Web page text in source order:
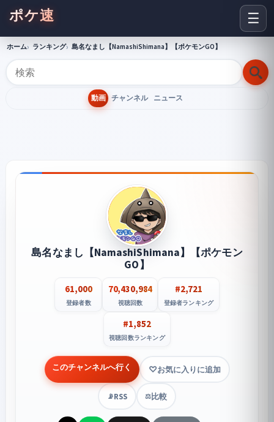
☰
ポケ速
ホーム ランキング 島名なまし【NamashiShimana】【ポケモンGO】
動画 チャンネル ニュース
島名なまし【NamashiShimana】【ポケモン
GO】
61,000
登録者数
70,430,984
視聴回数
#2,721
登録者ランキング
#1,852
視聴回数ランキング
このチャンネルへ行く お気に入りに追加
📡RSS ⚖️比較